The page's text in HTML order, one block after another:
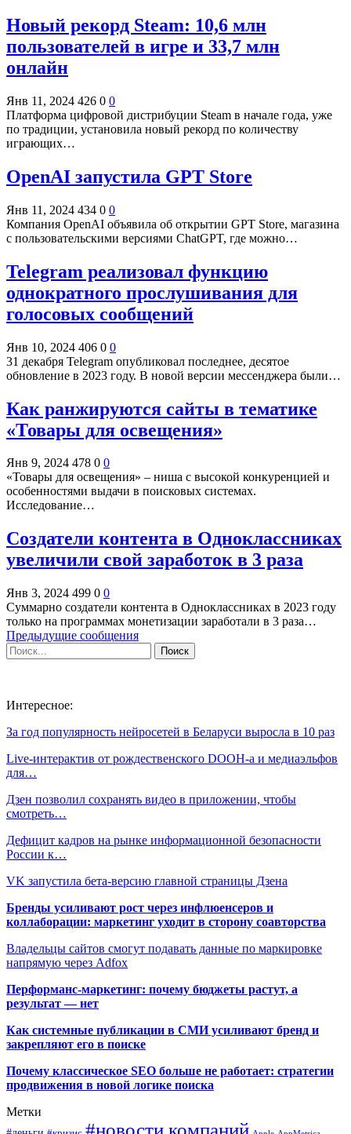
Новый рекорд Steam: 10,6 млн
пользователей в игре и 33,7 млн
онлайн
Янв 11, 2024 426 0 0
Платформа цифровой дистрибуции Steam в начале года, уже
по традиции, установила новый рекорд по количеству
играющих…
OpenAI запустила GPT Store
Янв 11, 2024 434 0 0
Компания OpenAI объявила об открытии GPT Store, магазина
с пользовательскими версиями ChatGPT, где можно…
Telegram реализовал функцию
однократного прослушивания для
голосовых сообщений
Янв 10, 2024 406 0 0
31 декабря Telegram опубликовал последнее, десятое
обновление в 2023 году. В новой версии мессенджера были…
Как ранжируются сайты в тематике
«Товары для освещения»
Янв 9, 2024 478 0 0
«Товары для освещения» – ниша с высокой конкуренцией и
особенностями выдачи в поисковых системах.
Исследование…
Создатели контента в Одноклассниках
увеличили свой заработок в 3 раза
Янв 3, 2024 499 0 0
Суммарно создатели контента в Одноклассниках в 2023 году
только на программах монетизации заработали в 3 раза…
Предыдущие сообщения
Интересное:
За год популярность нейросетей в Беларуси выросла в 10 раз
Live-интерактив от рождественского DOOH-а и медиаэльфов
для…
Дзен позволил сохранять видео в приложении, чтобы
смотреть…
Дефицит кадров на рынке информационной безопасности
России к…
VK запустила бета-версию главной страницы Дзена
Бренды усиливают рост через инфлюенсеров и
коллаборации: маркетинг уходит в сторону соавторства
Владельцы сайтов смогут подавать данные по маркировке
напрямую через Adfox
Перформанс-маркетинг: почему бюджеты растут, а
результат — нет
Как системные публикации в СМИ усиливают бренд и
закрепляют его в поиске
Почему классическое SEO больше не работает: стратегии
продвижения в новой логике поиска
Метки